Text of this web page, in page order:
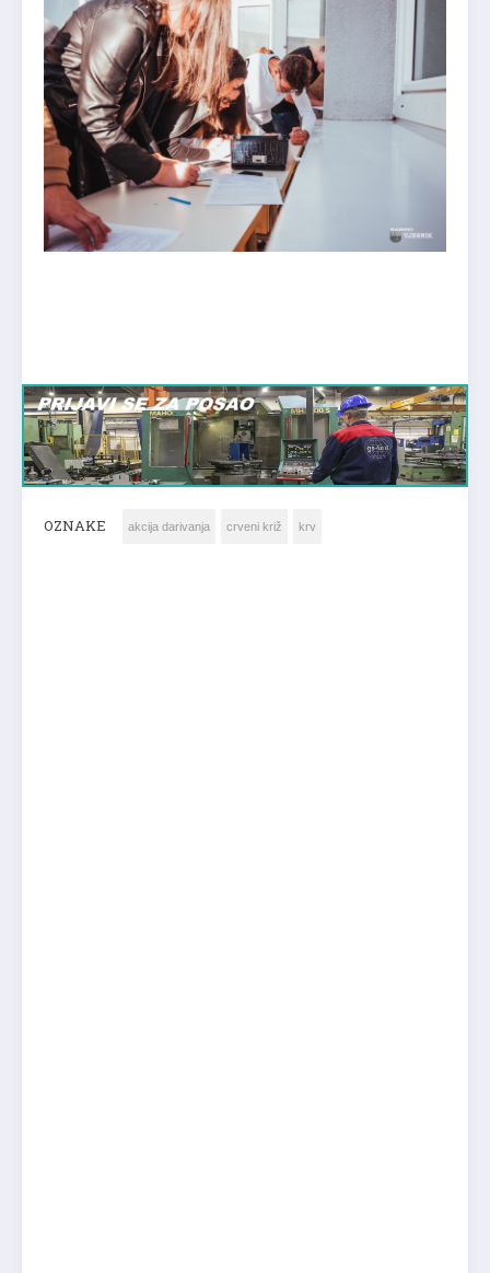
OZNAKE akcija darivanja crveni križ krv